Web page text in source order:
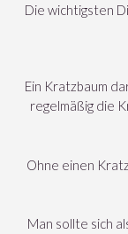
Die wichtigsten
Ein Kratzbaum
regelmäßig die
Ohne einen
Man sollte sich